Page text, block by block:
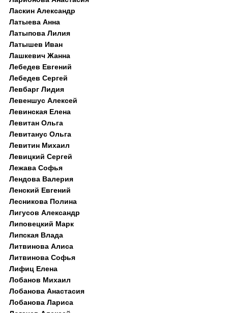
Ласкин Александр
Латыева Анна
Латыпова Лилия
Латышев Иван
Лашкевич Жанна
Лебедев Евгений
Лебедев Сергей
Левбарг Лидия
Левеншус Алексей
Левинская Елена
Левитан Ольга
Левитанус Ольга
Левитин Михаил
Левицкий Сергей
Лежава Софья
Лендова Валерия
Ленский Евгений
Лесникова Полина
Лигусов Александр
Липовецкий Марк
Липская Влада
Литвинова Алиса
Литвинова Софья
Лифиц Елена
Лобанов Михаил
Лобанова Анастасия
Лобанова Лариса